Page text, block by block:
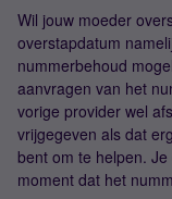
Wil jouw moeder
overstapdatum
nummerbehoud
aanvragen van het
vorige provider wel
vrijgegeven als dat
bent om te helpen.
moment dat het